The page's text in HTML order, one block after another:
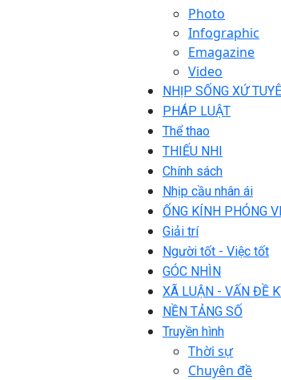
Photo
Infographic
Emagazine
Video
NHỊP SỐNG XỨ
PHÁP LUẬT
Thể thao
THIẾU NHI
Chính sách
Nhịp cầu nhân ái
ỐNG KÍNH PHÓNG
Giải trí
Người tốt - Việc tốt
GÓC NHÌN
XÃ LUẬN - VẤN ĐỀ
NỀN TẢNG SỐ
Truyền hình
Thời sự
Chuyên đề